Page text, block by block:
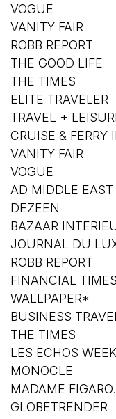
VOGUE
VANITY FAIR
ROBB REPORT
THE GOOD LIFE
THE TIMES
ELITE TRAVELER
TRAVEL +
CRUISE & FERRY
VANITY FAIR
VOGUE
AD MIDDLE EAST
DEZEEN
BAZAAR
JOURNAL DU
ROBB REPORT
FINANCIAL TIMES
WALLPAPER*
BUSINESS
THE TIMES
LES ECHOS
MONOCLE
MADAME
GLOBETRENDER